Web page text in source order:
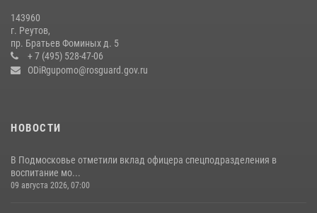
Росгвардейцы открыли свои двери для школьников в Подмосковье
18 июля 2026, 07:03
143960
г. Реутов,
пр. Братьев Фоминых д. 5
+ 7 (495) 528-47-06
ODiRgupomo@rosguard.gov.ru
НОВОСТИ
В Подмосковье отметили вклад офицера спецподразделения в
воспитание мо...
09 августа 2026, 07:00